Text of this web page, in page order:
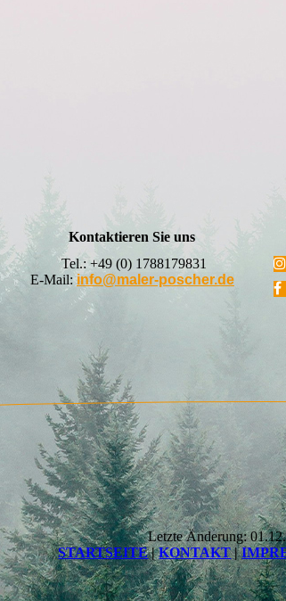
Kontaktieren Sie uns
Tel.: +49 (0) 1788179831
E-Mail:info@maler-poscher.de
Letzte Änderung:
STARTSEITE|KONTAKT|